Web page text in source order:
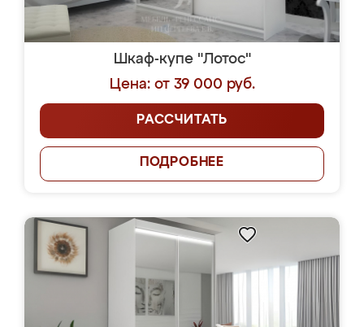
Шкаф-купе "Лотос"
Цена: от 39 000 руб.
РАССЧИТАТЬ
ПОДРОБНЕЕ